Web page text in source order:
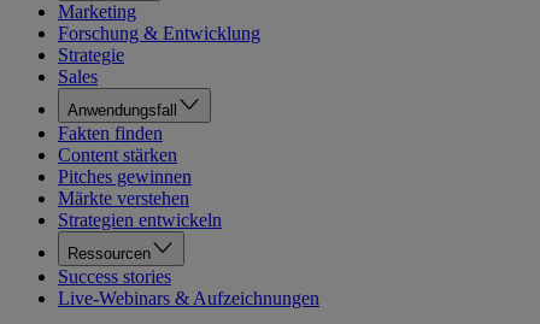
Marketing
Forschung & Entwicklung
Strategie
Sales
Anwendungsfall
Fakten finden
Content stärken
Pitches gewinnen
Märkte verstehen
Strategien entwickeln
Ressourcen
Success stories
Live-Webinars & Aufzeichnungen